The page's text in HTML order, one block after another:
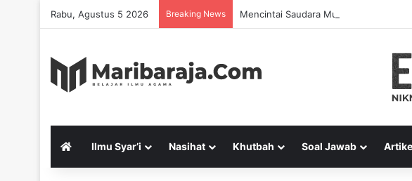
Rabu, Agustus 5 2026 Breaking News Mencintai Saudara Muslim Adalah
Ilmu Syar’i Nasihat Khutbah Soal Jawab